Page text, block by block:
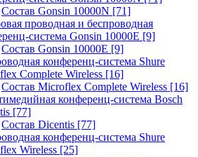
Состав Gonsin 10000N [71]
проводная и беспроводная
система Gonsin 10000E [9]
Состав Gonsin 10000E [9]
конференц-система Shure
Complete Wireless [16]
Состав Microflex Complete Wireless [16]
конференц-система Bosch
[77]
Состав Dicentis [77]
конференц-система Shure
Wireless [25]